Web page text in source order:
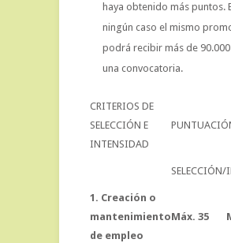
haya obtenido más puntos.
ningún caso el mismo
podrá recibir más de 90.000
una convocatoria.
CRITERIOS DE
SELECCIÓN E
INTENSIDAD
SELECCIÓN/
1. Creación o
mantenimiento
de empleo
Máx. 35